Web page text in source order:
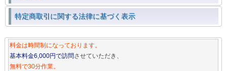
特定商取引に関する法律に基づく表示
料金は時間制になっております。
基本料金6,000円で訪問させていただき、
無料で30分作業。